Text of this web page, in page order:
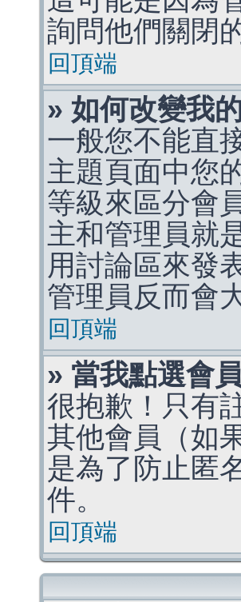
詢問他們關閉
回頂端
» 如何改變我
一般您不能直
主題頁面中您
等級來區分會
主和管理員就
用討論區來發
管理員反而會
回頂端
» 當我點選會
很抱歉！只有
其他會員（如
是為了防止匿
件。
回頂端